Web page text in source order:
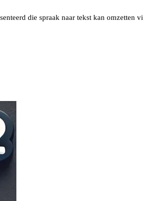
die spraak naar tekst kan